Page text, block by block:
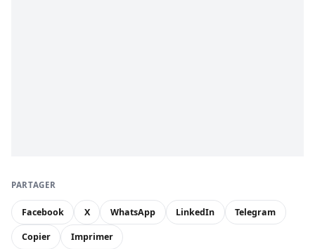
PARTAGER
Facebook X WhatsApp LinkedIn Telegram
Copier Imprimer